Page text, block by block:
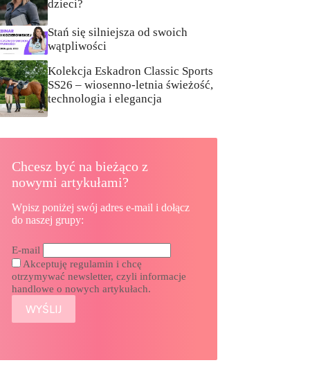
dzieci?
Stań się silniejsza od swoich
wątpliwości
Kolekcja Eskadron Classic Sports
SS26 – wiosenno-letnia świeżość,
technologia i elegancja
Chcesz być na bieżąco z
nowymi artykułami?
Wpisz poniżej swój adres e-mail i dołącz
do naszej grupy:
E-mail
Akceptuję regulamin i chcę
otrzymywać newsletter, czyli informacje
handlowe o nowych artykułach.